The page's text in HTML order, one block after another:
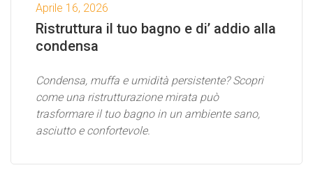
Aprile 16, 2026
Ristruttura il tuo bagno e di’ addio alla
condensa
Condensa, muffa e umidità persistente? Scopri
come una ristrutturazione mirata può
trasformare il tuo bagno in un ambiente sano,
asciutto e confortevole.